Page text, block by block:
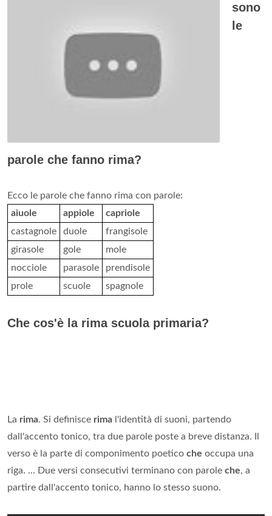
sono
le
parole che fanno rima?
Ecco le parole che fanno rima con parole:
aiuole
appiole
capriole
castagnole
duole
frangisole
girasole
gole
mole
nocciole
parasole
prendisole
prole
scuole spagnole
Che cos'è la rima scuola primaria?
La rima. Si definisce rima l'identità di suoni, partendo
dall'accento tonico, tra due parole poste a breve distanza. Il
verso è la parte di componimento poetico che occupa una
riga. ... Due versi consecutivi terminano con parole che, a
partire dall'accento tonico, hanno lo stesso suono.